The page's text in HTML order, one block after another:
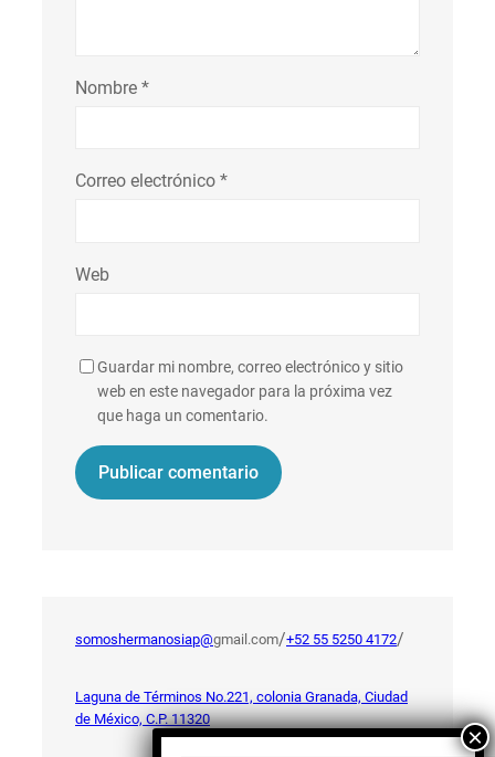
Nombre *
Correo electrónico *
Web
Guardar mi nombre, correo electrónico y sitio
web en este navegador para la próxima vez
que haga un comentario.
somoshermanosiap@gmail.com/+52 55 5250 4172/
Laguna de Términos No.221, colonia Granada, Ciudad
de México, C.P. 11320